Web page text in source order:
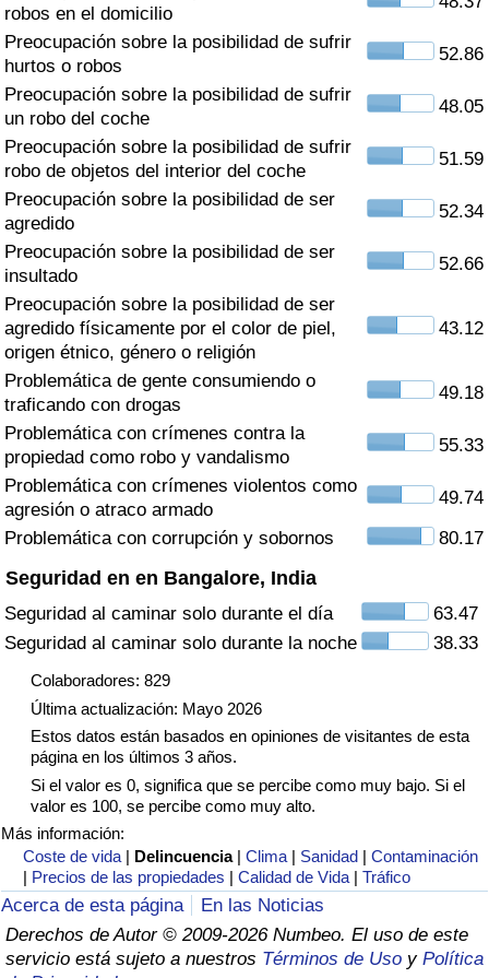
robos en el domicilio
Preocupación sobre la posibilidad de sufrir
hurtos o robos
52.86
Preocupación sobre la posibilidad de sufrir
un robo del coche
48.05
Preocupación sobre la posibilidad de sufrir
robo de objetos del interior del coche
51.59
Preocupación sobre la posibilidad de ser
agredido
52.34
Preocupación sobre la posibilidad de ser
insultado
52.66
Preocupación sobre la posibilidad de ser
agredido físicamente por el color de piel,
origen étnico, género o religión
43.12
Problemática de gente consumiendo o
traficando con drogas
49.18
Problemática con crímenes contra la
propiedad como robo y vandalismo
55.33
Problemática con crímenes violentos como
agresión o atraco armado
49.74
Problemática con corrupción y sobornos
80.17
Seguridad en en Bangalore, India
Seguridad al caminar solo durante el día
63.47
Seguridad al caminar solo durante la noche
38.33
Colaboradores: 829
Última actualización: Mayo 2026
Estos datos están basados en opiniones de visitantes de esta
página en los últimos 3 años.
Si el valor es 0, significa que se percibe como muy bajo. Si el
valor es 100, se percibe como muy alto.
Más información:
Coste de vida | Delincuencia |Clima | Sanidad |Contaminación
| Precios de las propiedades |Calidad de Vida |Tráfico
Acerca de esta página
En las Noticias
Derechos de Autor © 2009-2026 Numbeo. El uso de este
servicio está sujeto a nuestros Términos de Uso y Política
Índice de criminalidad por país
Sanidad
Índice de Sanidad (Actual)
Índice de Sanidad
Índice de Sanidad por País
Contaminación
Índice de Contaminación (Actual)
Índice de contaminación
Índice de Contaminación por País
Tráfico
Índice de Tráfico
Índice de Tráfico (Actual)
Índice de Tráfico por País